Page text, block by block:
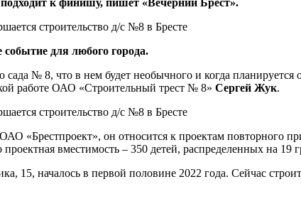
для любого города.
сада № 8, что в нем будет необычного и когда планируется
работе ОАО «Строительный трест № 8» Сергей Жук.
«Брестпроект», он относится к проектам повторного
вместимость – 350 детей, распределенных на 19
15, началось в первой половине 2022 года. Сейчас